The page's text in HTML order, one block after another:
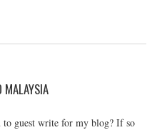
MALAYSIA
guest write for my blog? If so